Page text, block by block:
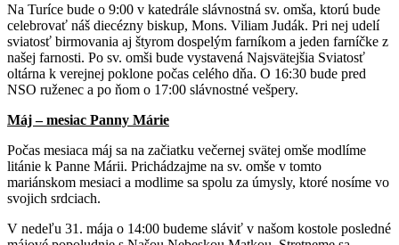
Na Turíce bude o 9:00 v katedrále slávnostná sv. omša, ktorú bude
celebrovať náš diecézny biskup, Mons. Viliam Judák. Pri nej udelí
sviatosť birmovania aj štyrom dospelým farníkom a jeden farníčke z
našej farnosti. Po sv. omši bude vystavená Najsvätejšia Sviatosť
oltárna k verejnej poklone počas celého dňa. O 16:30 bude pred
NSO ruženec a po ňom o 17:00 slávnostné vešpery.
Máj – mesiac Panny Márie
Počas mesiaca máj sa na začiatku večernej svätej omše modlíme
litánie k Panne Márii. Prichádzajme na sv. omše v tomto
mariánskom mesiaci a modlime sa spolu za úmysly, ktoré nosíme vo
svojich srdciach.
V nedeľu 31. mája o 14:00 budeme sláviť v našom kostole posledné